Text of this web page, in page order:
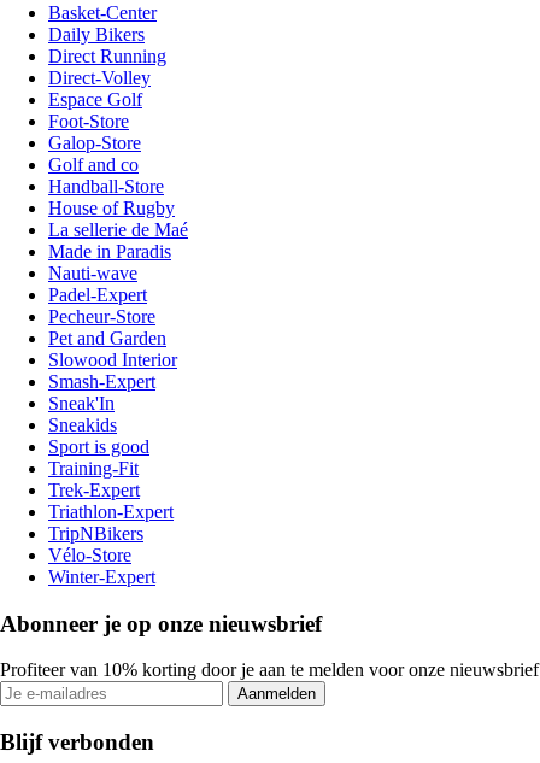
Basket-Center
Daily Bikers
Direct Running
Direct-Volley
Espace Golf
Foot-Store
Galop-Store
Golf and co
Handball-Store
House of Rugby
La sellerie de Maé
Made in Paradis
Nauti-wave
Padel-Expert
Pecheur-Store
Pet and Garden
Slowood Interior
Smash-Expert
Sneak'In
Sneakids
Sport is good
Training-Fit
Trek-Expert
Triathlon-Expert
TripNBikers
Vélo-Store
Winter-Expert
Abonneer je op onze nieuwsbrief
Profiteer van 10% korting door je aan te melden voor onze nieuwsbrief
Aanmelden
Blijf verbonden